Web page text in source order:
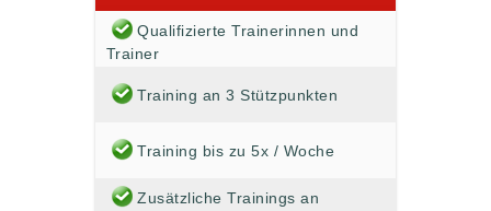
Qualifizierte Trainerinnen und
Trainer
Training an 3 Stützpunkten
Training bis zu 5x / Woche
Zusätzliche Trainings an